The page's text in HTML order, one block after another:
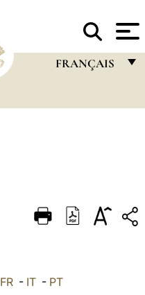
FRANÇAIS
DEUTSCH
العربيّة FR - IT - PT